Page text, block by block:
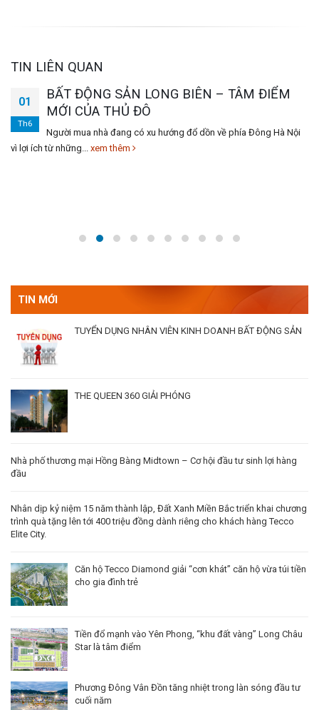
TIN LIÊN QUAN
01
Th6
BẤT ĐỘNG SẢN LONG BIÊN – TÂM ĐIỂM
MỚI CỦA THỦ ĐÔ
Người mua nhà đang có xu hướng đổ dồn về phía Đông Hà Nội
vì lợi ích từ những... xem thêm
THE QUEEN 360 GIẢI PHÓNG
Nhà phố thương mại Hồng Bàng Midtown – Cơ hội đầu tư sinh lợi hàng
đầu
trình quà tặng lên tới 400 triệu đồng dành riêng cho khách hàng Tecco
Elite City.
Căn hộ Tecco Diamond giải “cơn khát” căn hộ vừa túi tiền
cho gia đình trẻ
Tiền đổ mạnh vào Yên Phong, “khu đất vàng” Long Châu
Star là tâm điểm
Phương Đông Vân Đồn tăng nhiệt trong làn sóng đầu tư
cuối năm